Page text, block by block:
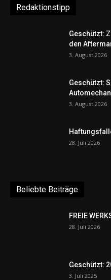
Redaktionstipp
Geschützt:
den
3. August 2026
Geschützt:
3. August 2026
28. Juli 2026
Beliebte Beiträge
FREIE
28. Juli 2026
Geschützt:
3. Juli 2025